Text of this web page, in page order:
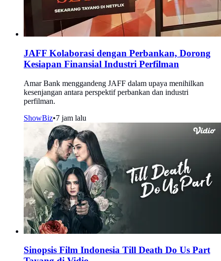
JAFF Kolaborasi dengan Perbankan, Dorong
Kesiapan Finansial Industri Perfilman
Amar Bank menggandeng JAFF dalam upaya menihilkan
kesenjangan antara perspektif perbankan dan industri
perfilman.
ShowBiz•7 jam lalu
Sinopsis Film Indonesia Till Death Do Us Part